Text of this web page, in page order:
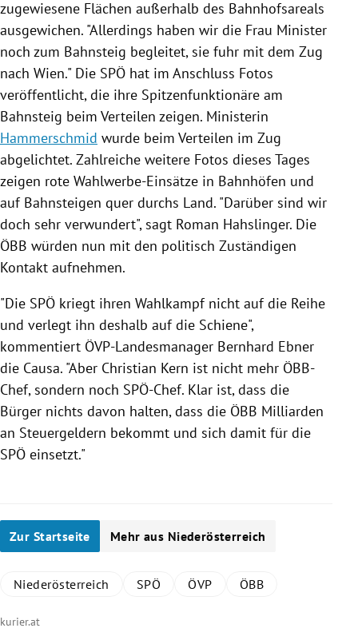
zugewiesene Flächen außerhalb des Bahnhofsareals
ausgewichen. "Allerdings haben wir die Frau Minister
noch zum Bahnsteig begleitet, sie fuhr mit dem Zug
nach Wien." Die SPÖ hat im Anschluss Fotos
veröffentlicht, die ihre Spitzenfunktionäre am
Bahnsteig beim Verteilen zeigen. Ministerin
Hammerschmid wurde beim Verteilen im Zug
abgelichtet. Zahlreiche weitere Fotos dieses Tages
zeigen rote Wahlwerbe-Einsätze in Bahnhöfen und
auf Bahnsteigen quer durchs Land. "Darüber sind wir
doch sehr verwundert", sagt Roman Hahslinger. Die
ÖBB würden nun mit den politisch Zuständigen
Kontakt aufnehmen.
"Die SPÖ kriegt ihren Wahlkampfnicht auf die Reihe
und verlegt ihn deshalb auf die Schiene",
kommentiert ÖVP-Landesmanager Bernhard Ebner
die Causa. "Aber Christian Kern ist nicht mehr ÖBB-
Chef, sondern noch SPÖ-Chef. Klar ist, dass die
Bürger nichts davon halten, dass die ÖBB Milliarden
an Steuergeldern bekommt und sich damit für die
SPÖ einsetzt."
Zur Startseite Mehr aus Niederösterreich
Niederösterreich SPÖ ÖVP ÖBB
kurier.at